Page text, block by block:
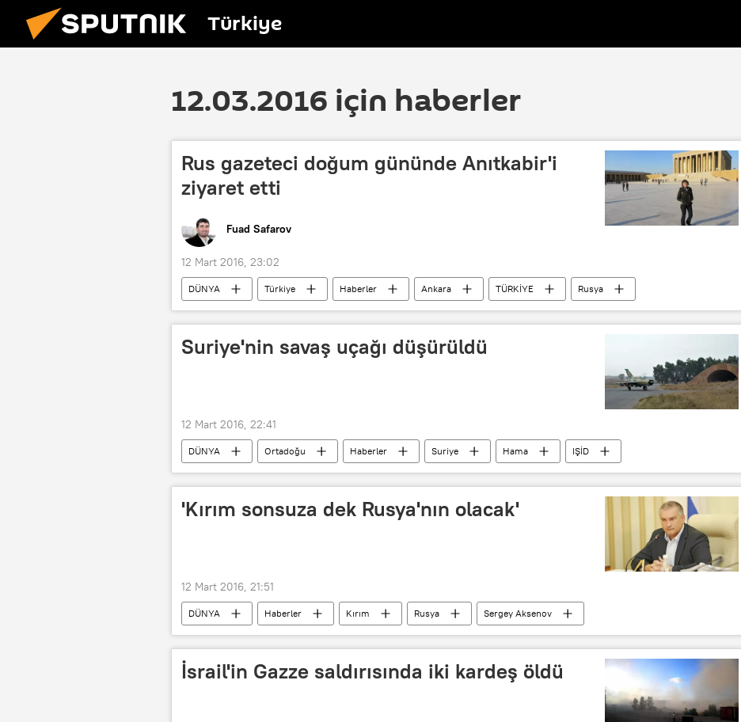
Türkiye
12.03.2016 için haberler
Rus gazeteci doğum gününde Anıtkabir'i
ziyaret etti
Fuad Safarov
12 Mart 2016, 23:02
DÜNYA Türkiye Haberler Ankara TÜRKİYE
Rusya
Alyona Palajçenko
Mustafa Kemal Atatürk RİA Novosti
Suriye'nin savaş uçağı düşürüldü
12 Mart 2016, 22:41
DÜNYA Ortadoğu Haberler Suriye Hama
IŞİD
El Nusra
'Kırım sonsuza dek Rusya'nın olacak'
12 Mart 2016, 21:51
DÜNYA Haberler Kırım Rusya
Sergey Aksenov
Lenur İslamov
İsrail'in Gazze saldırısında iki kardeş öldü